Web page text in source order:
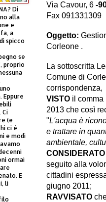
Via Cavour, 6 -
Fax 091331309
Oggetto:
Corleone .
La sottoscritta
Comune di
corrispondenza,
VISTO il comma
2013 che così
"L'acqua è
e trattare in
ambientale,
seguito alla
cittadini
giugno 2011;
RAVVISATO
Di
alla
e
a
spicco
se
proprio
Eppure
Ci
(e
ci è
e modi
ormai
E
li